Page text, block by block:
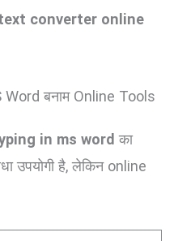
converter online
बनाम Online Tools
in ms word का
उपयोगी है, लेकिन online